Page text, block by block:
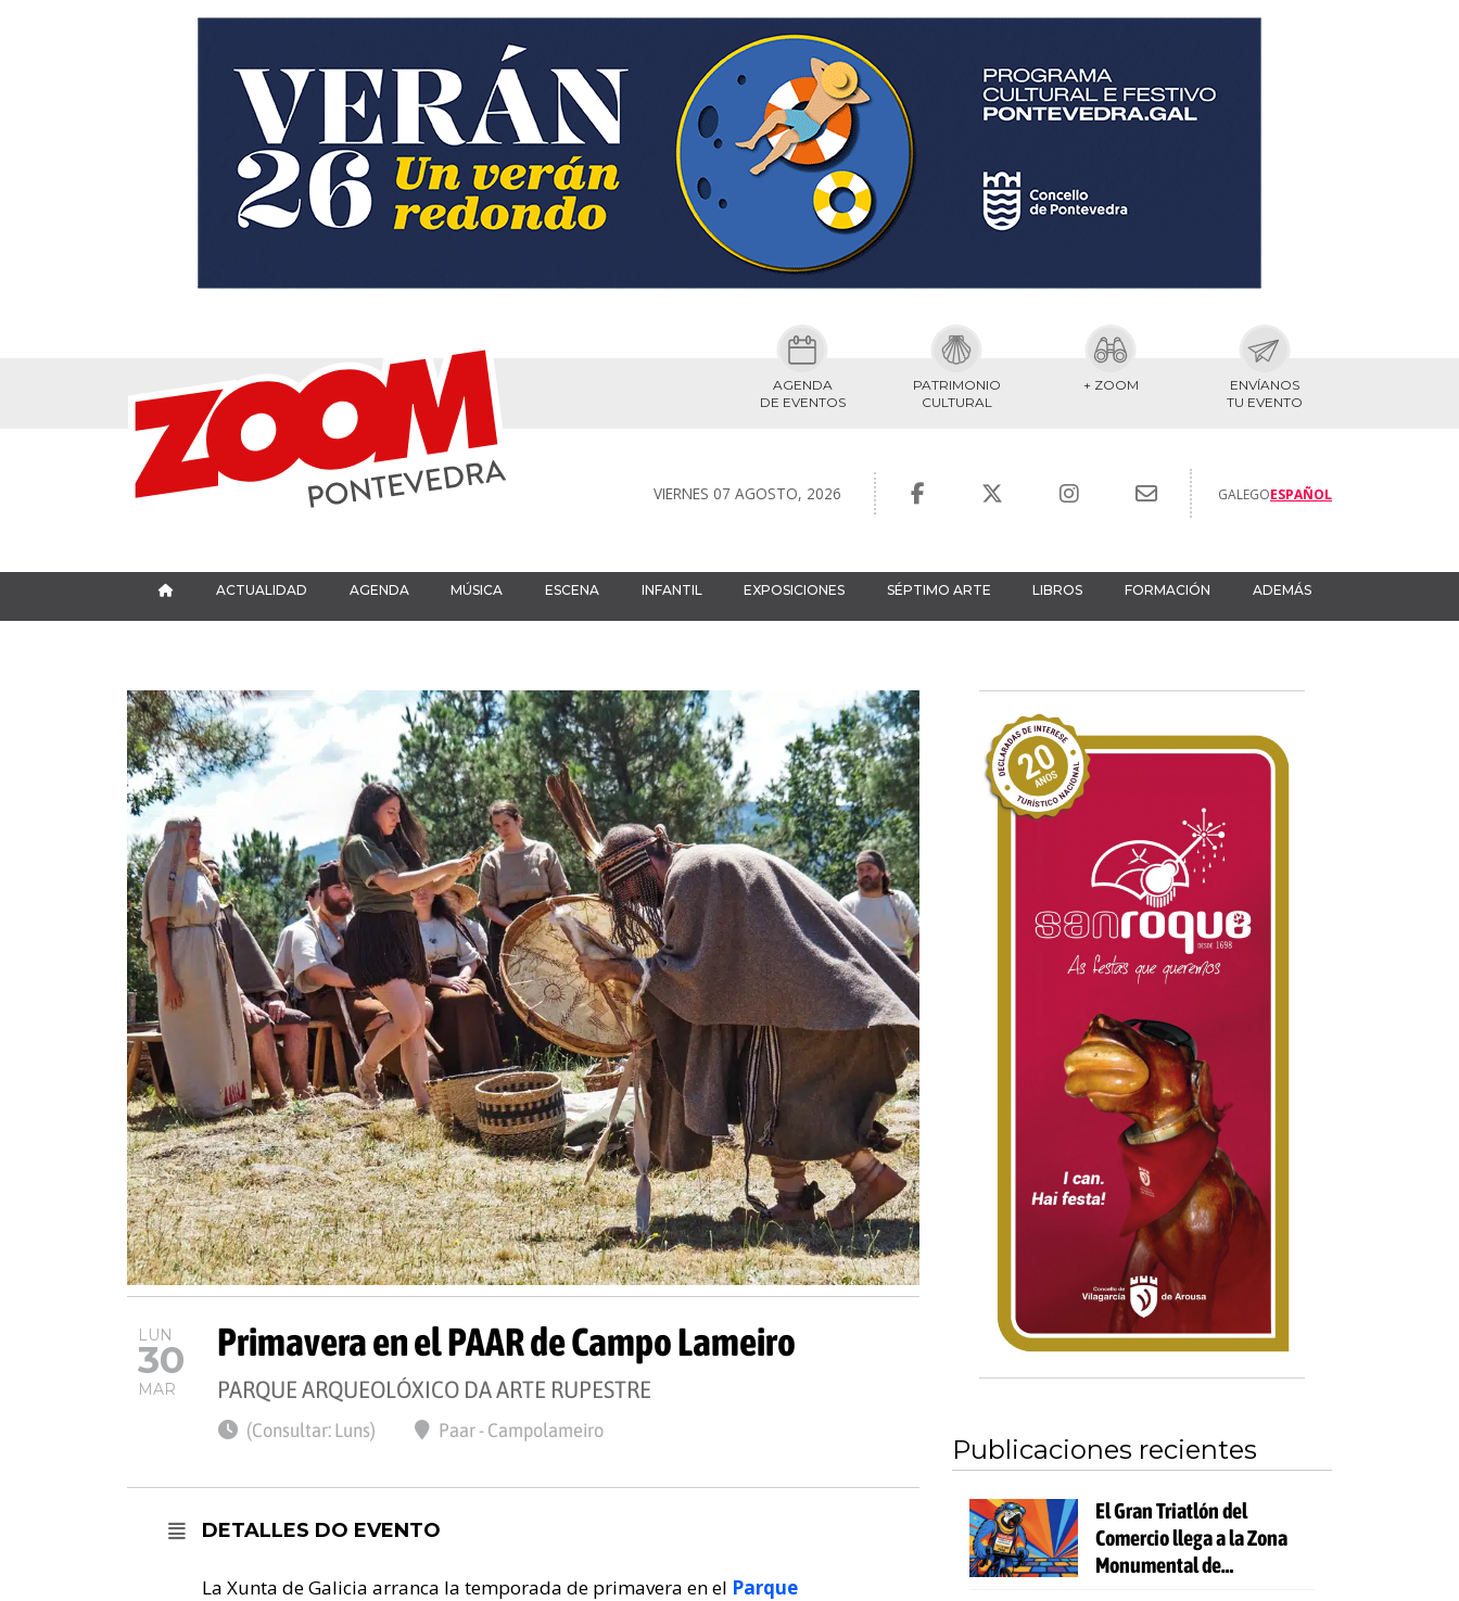
AGENDA
DE EVENTOS
PATRIMONIO
CULTURAL
+ ZOOM
ENVÍANOS
TU EVENTO
VIERNES 07 AGOSTO, 2026 GALEGOESPAÑOL
ACTUALIDAD AGENDA MÚSICA ESCENA INFANTIL EXPOSICIONES SÉPTIMO ARTE LIBROS FORMACIÓN ADEMÁS
LUN
30
MAR
Primavera en el PAAR de Campo Lameiro
PARQUE ARQUEOLÓXICO DA ARTE RUPESTRE
(Consultar: Luns) Paar - Campolameiro
DETALLES DO EVENTO
La Xunta de Galicia arranca la temporada de primavera en el Parque
Publicaciones recientes
El Gran Triatlón del
Comercio llega a la Zona
Monumental de